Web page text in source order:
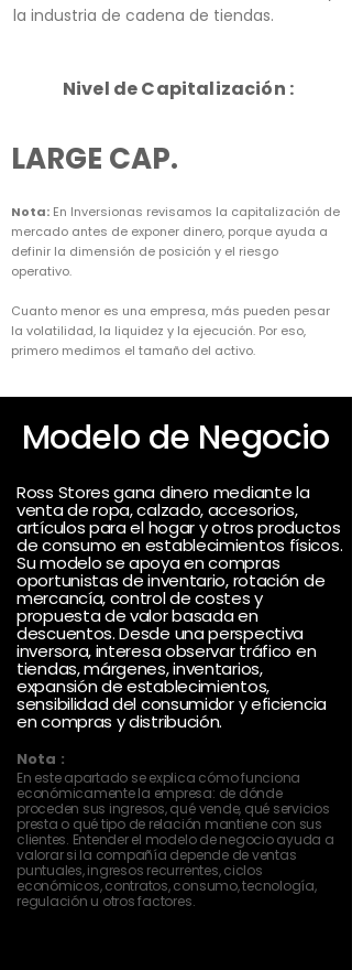
la industria de cadena de tiendas.
Nivel de Capitalización :
LARGE CAP.
Nota: En Inversionas revisamos la capitalización de
mercado antes de exponer dinero, porque ayuda a
definir la dimensión de posición y el riesgo
operativo.
Cuanto menor es una empresa, más pueden pesar
la volatilidad, la liquidez y la ejecución. Por eso,
primero medimos el tamaño del activo.
Modelo de Negocio
Ross Stores gana dinero mediante la
venta de ropa, calzado, accesorios,
artículos para el hogar y otros productos
de consumo en establecimientos físicos.
Su modelo se apoya en compras
oportunistas de inventario, rotación de
mercancía, control de costes y
propuesta de valor basada en
descuentos. Desde una perspectiva
inversora, interesa observar tráfico en
tiendas, márgenes, inventarios,
expansión de establecimientos,
sensibilidad del consumidor y eficiencia
en compras y distribución.
Nota :
En este apartado se explica cómo funciona
económicamente la empresa: de dónde
proceden sus ingresos, qué vende, qué servicios
presta o qué tipo de relación mantiene con sus
clientes. Entender el modelo de negocio ayuda a
valorar si la compañía depende de ventas
puntuales, ingresos recurrentes, ciclos
económicos, contratos, consumo, tecnología,
regulación u otros factores.